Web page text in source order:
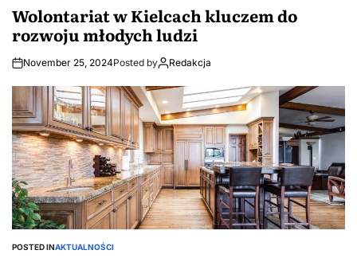
Wolontariat w Kielcach kluczem do
rozwoju młodych ludzi
November 25, 2024Posted by Redakcja
POSTED INAKTUALNOŚCI